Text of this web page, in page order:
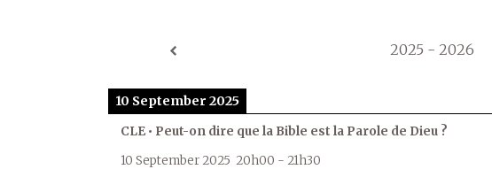
2025 - 2026
10 September 2025
CLE • Peut-on dire que la Bible est la Parole de Dieu ?
10 September 2025 20h00 - 21h30